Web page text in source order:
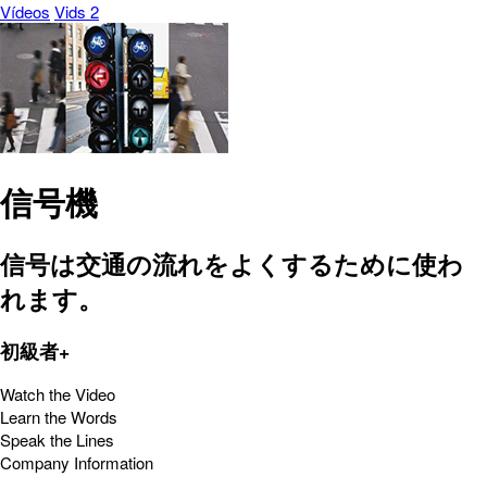
Vídeos Vids 2
信号機
信号は交通の流れをよくするために使わ
れます。
初級者+
Watch the Video
Learn the Words
Speak the Lines
Company Information